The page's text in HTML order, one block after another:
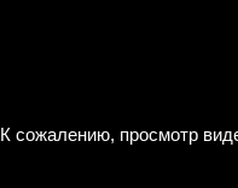
К сожалению, просмотр